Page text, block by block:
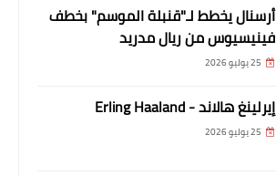
أرسنال يخطط لـ"قنبلة الموسم" بخطف
فينيسيوس من ريال مدريد
25 يوليو 2026
إيرلينغ هالاند - Erling Haaland
25 يوليو 2026